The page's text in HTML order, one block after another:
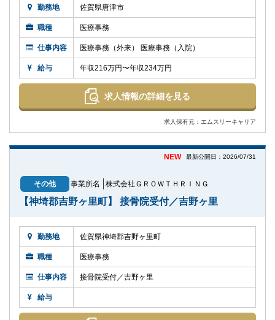
勤務地 佐賀県唐津市
職種 医療事務
仕事内容 医療事務（外来） 医療事務（入院）
給与 年収216万円〜年収234万円
求人情報の詳細を見る
求人保有元：エムスリーキャリア
NEW 最新公開日：2026/07/31
その他 事業所名 株式会社ＧＲＯＷＴＨＲＩＮＧ
【神埼郡吉野ヶ里町】 接骨院受付／吉野ヶ里
勤務地 佐賀県神埼郡吉野ヶ里町
職種 医療事務
仕事内容 接骨院受付／吉野ヶ里
給与